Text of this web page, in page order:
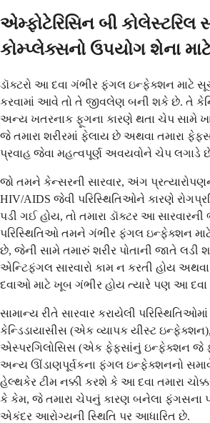
એમ્ફોટેરિસિન બી કોલેસ્ટરિલ
કોમ્પ્લેક્સનો ઉપયોગ શેના
ડૉક્ટરો આ દવા ગંભીર ફંગલ ઇન્ફેક્શન માટે
કરવામાં આવે તો તે જીવલેણ બની શકે છે. તે
અન્ય ખતરનાક ફૂગના કારણે થતા ચેપ સામે
જે તમારા શરીરમાં ફેલાય છે અથવા તમારા
પ્રવાહ જેવા મહત્વપૂર્ણ અવયવોને ચેપ લગાડે
જો તમને કેન્સરની સારવાર, અંગ
HIV/AIDS જેવી પરિસ્થિતિઓને કારણે
પડી ગઈ હોય, તો તમારા ડૉક્ટર આ
પરિસ્થિતિઓ તમને ગંભીર ફંગલ ઇન્ફેક્શન
છે, જેની સામે તમારું શરીર પોતાની જાતે
એન્ટિફંગલ સારવારો કામ ન કરતી હોય
દવાઓ માટે ખૂબ ગંભીર હોય ત્યારે પણ આ દવા
સામાન્ય રીતે સારવાર કરાયેલી
કેન્ડિડાયાસીસ (એક વ્યાપક યીસ્ટ
એસ્પરગિલોસિસ (એક ફેફસાંનું ઇન્ફેક્શન જે
અન્ય ઊંડાણપૂર્વકના ફંગલ ઇન્ફેક્શનનો
હેલ્થકેર ટીમ નક્કી કરશે કે આ દવા તમારા
કે કેમ, જે તમારા ચેપનું કારણ બનેલા ફંગસના
એકંદર આરોગ્યની સ્થિતિ પર આધારિત છે.